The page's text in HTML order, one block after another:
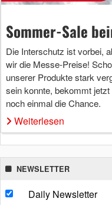
Sommer-Sale
Die Interschutz ist vorbei,
wir die Messe-Preise!
unserer Produkte stark
sein konnte, bekommt
noch einmal die Chance.
Weiterlesen
NEWSLETTER
Daily Newsletter